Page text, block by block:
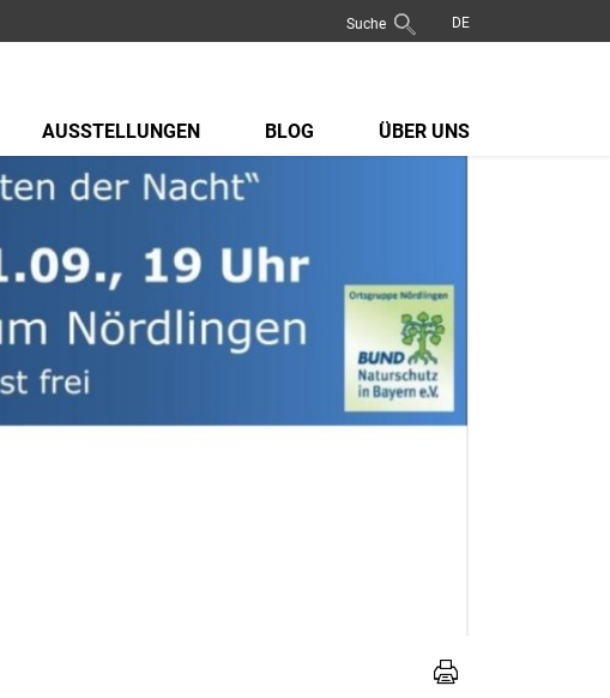
Suche
AUSSTELLUNGEN BLOG ÜBER UNS